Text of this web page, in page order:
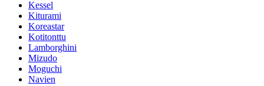
Kessel
Kiturami
Koreastar
Kotitonttu
Lamborghini
Mizudo
Moguchi
Navien